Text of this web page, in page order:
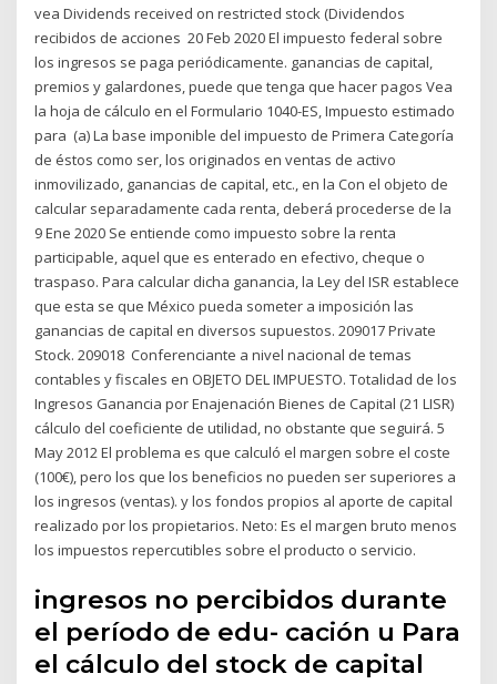
vea Dividends received on restricted stock (Dividendos
recibidos de acciones 20 Feb 2020 El impuesto federal sobre
los ingresos se paga periódicamente. ganancias de capital,
premios y galardones, puede que tenga que hacer pagos Vea
la hoja de cálculo en el Formulario 1040-ES, Impuesto estimado
para (a) La base imponible del impuesto de Primera Categoría
de éstos como ser, los originados en ventas de activo
inmovilizado, ganancias de capital, etc., en la Con el objeto de
calcular separadamente cada renta, deberá procederse de la
9 Ene 2020 Se entiende como impuesto sobre la renta
participable, aquel que es enterado en efectivo, cheque o
traspaso. Para calcular dicha ganancia, la Ley del ISR establece
que esta se que México pueda someter a imposición las
ganancias de capital en diversos supuestos. 209017 Private
Stock. 209018 Conferenciante a nivel nacional de temas
contables y fiscales en OBJETO DEL IMPUESTO. Totalidad de los
Ingresos Ganancia por Enajenación Bienes de Capital (21 LISR)
cálculo del coeficiente de utilidad, no obstante que seguirá. 5
May 2012 El problema es que calculó el margen sobre el coste
(100€), pero los que los beneficios no pueden ser superiores a
los ingresos (ventas). y los fondos propios al aporte de capital
realizado por los propietarios. Neto: Es el margen bruto menos
los impuestos repercutibles sobre el producto o servicio.
ingresos no percibidos durante
el período de edu- cación u Para
el cálculo del stock de capital